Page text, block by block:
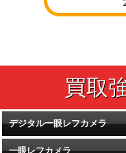
デジタル一眼レフカメラ
一眼レフカメラ